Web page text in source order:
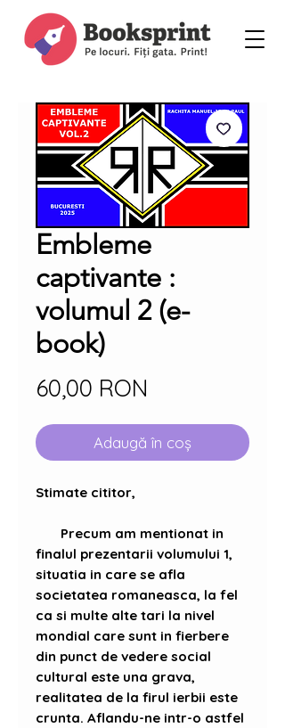
Embleme
captivante :
volumul 2 (e-
book)
60,00 RON
Adaugă în coș
Stimate cititor,
Precum am mentionat in
finalul prezentarii volumului 1,
situatia in care se afla
societatea romaneasca, la fel
ca si multe alte tari la nivel
mondial care sunt in fierbere
din punct de vedere social
cultural este una grava,
realitatea de la firul ierbii este
crunta. Aflandu-ne intr-o astfel